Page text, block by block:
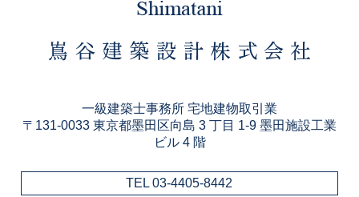
一級建築士事務所 宅地建物取引業
〒131-0033 東京都墨田区向島 3 丁目 1-9 墨田施設工業
ビル 4 階
TEL 03-4405-8442